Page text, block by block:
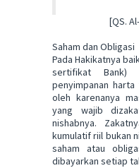
[QS.
Saham dan Obligasi
Pada Hakikatnya
sertifikat Bank)
penyimpanan
oleh karenanya
yang wajib
nishabnya.
kumulatif riil bukan
saham atau
dibayarkan setiap